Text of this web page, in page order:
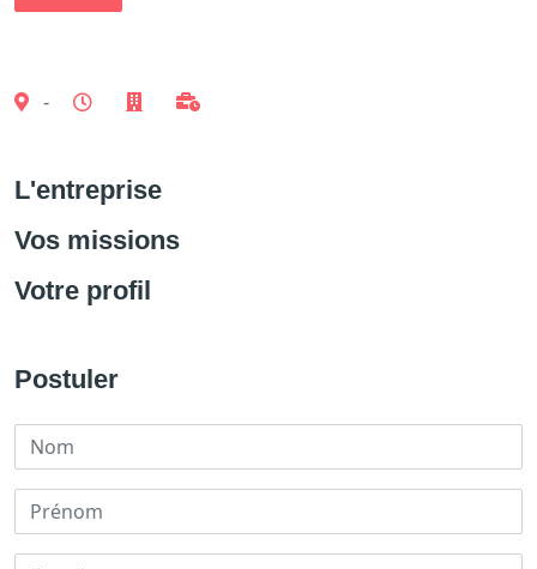
-
L'entreprise
Vos missions
Votre profil
Postuler